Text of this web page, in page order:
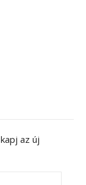
az új